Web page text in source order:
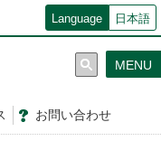
Language 日本語
お問い合わせ
MENU